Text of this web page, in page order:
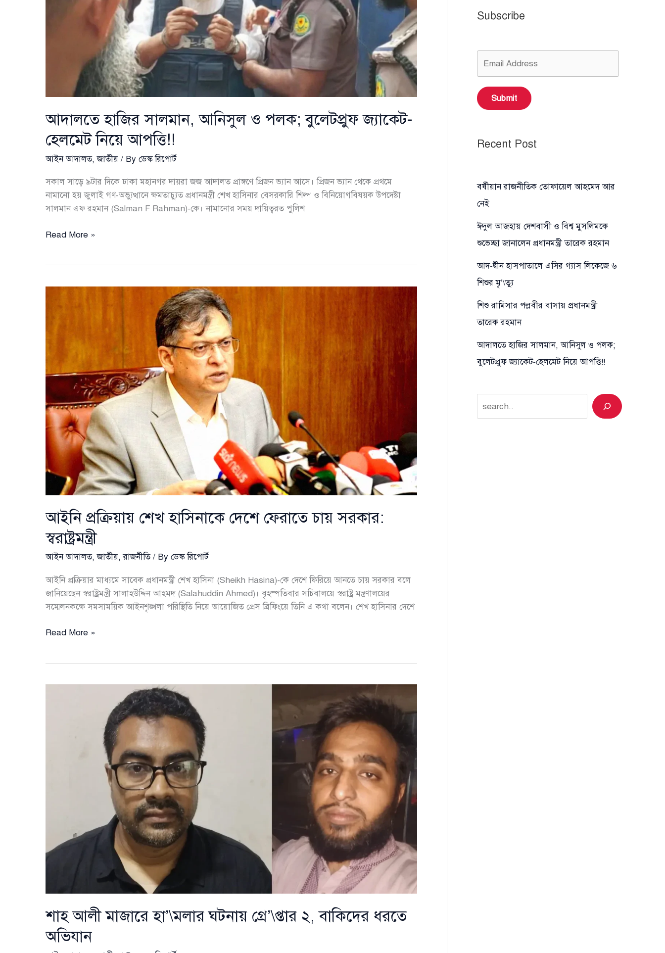
আদালতে হাজির সালমান, আনিসুল ও পলক; বুলেটপ্রুফ জ্যাকেট-
হেলমেট নিয়ে আপত্তি!!
আইন আদালত,জাতীয় / By ডেস্ক রিপোর্ট
সকাল সাড়ে ৯টার দিকে ঢাকা মহানগর দায়রা জজ আদালত প্রাঙ্গণে প্রিজন ভ্যান আসে। প্রিজন ভ্যান থেকে প্রথমে
নামানো হয় জুলাই গণ-অভ্যুত্থানে ক্ষমতাচ্যুত প্রধানমন্ত্রী শেখ হাসিনার বেসরকারি শিল্প ও বিনিয়োগবিষয়ক উপদেষ্টা
সালমান এফ রহমান (Salman F Rahman)-কে। নামানোর সময় দায়িত্বরত পুলিশ
আদালতে
ও
আপত্তি!!
Read More »
আইনি প্রক্রিয়ায় শেখ হাসিনাকে দেশে ফেরাতে চায় সরকার:
স্বরাষ্ট্রমন্ত্রী
আইন আদালত,জাতীয়,রাজনীতি/ By ডেস্ক রিপোর্ট
আইনি প্রক্রিয়ার মাধ্যমে সাবেক প্রধানমন্ত্রী শেখ হাসিনা (Sheikh Hasina)-কে দেশে ফিরিয়ে আনতে চায় সরকার বলে
জানিয়েছেন স্বরাষ্ট্রমন্ত্রী সালাহউদ্দিন আহমদ (Salahuddin Ahmed)। বৃহস্পতিবার সচিবালয়ে স্বরাষ্ট্র মন্ত্রণালয়ের
সম্মেলনকক্ষে সমসাময়িক আইনশৃঙ্খলা পরিস্থিতি নিয়ে আয়োজিত প্রেস ব্রিফিংয়ে তিনি এ কথা বলেন। শেখ হাসিনার দেশে
আইনি
দেশে
Read More »
শাহ আলী মাজারে হা’\মলার ঘটনায় গ্রে’\প্তার ২, বাকিদের ধরতে
অভিযান
Subscribe
Submit
Recent Post
বর্ষীয়ান রাজনীতিক তোফায়েল আহমেদ আর
নেই
ঈদুল আজহায় দেশবাসী ও বিশ্ব মুসলিমকে
শুভেচ্ছা জানালেন প্রধানমন্ত্রী তারেক রহমান
আদ-দ্বীন হাসপাতালে এসির গ্যাস লিকেজে ৬
শিশুর মৃ’\ত্যু
শিশু রামিসার পল্লবীর বাসায় প্রধানমন্ত্রী
তারেক রহমান
আদালতে হাজির সালমান, আনিসুল ও পলক;
বুলেটপ্রুফ জ্যাকেট-হেলমেট নিয়ে আপত্তি!!